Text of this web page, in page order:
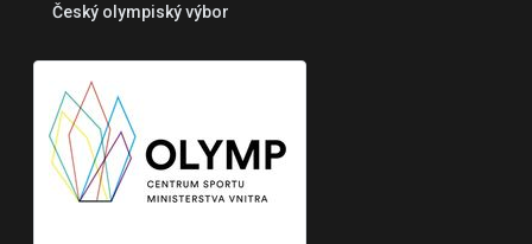
Český olympiský výbor